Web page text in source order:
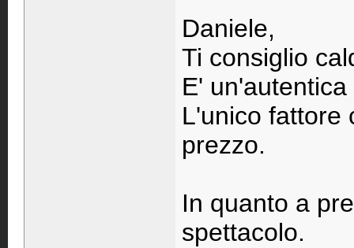
Daniele,
Ti consiglio
E'
L'unico fattore
prezzo.
In quanto a
spettacolo.